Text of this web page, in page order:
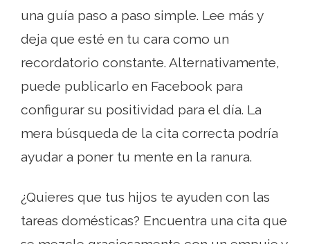
una guía paso a paso simple. Lee más y
deja que esté en tu cara como un
recordatorio constante. Alternativamente,
puede publicarlo en Facebook para
configurar su positividad para el día. La
mera búsqueda de la cita correcta podría
ayudar a poner tu mente en la ranura.
¿Quieres que tus hijos te ayuden con las
tareas domésticas? Encuentra una cita que